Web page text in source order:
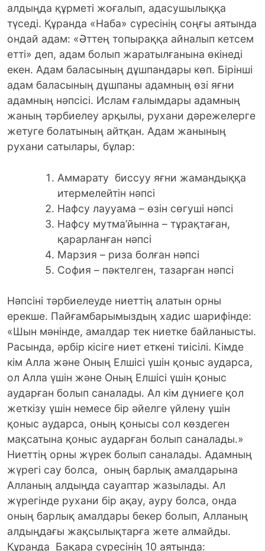
алдыңда құрметі жоғалып, адасушылыққа
түседі. Құранда «Наба» сүресінің соңғы аятында
ондай адам: «Әттең топыраққа айналып кетсем
етті» деп, адам болып жаратылғанына өкінеді
екен. Адам баласының дұшпандары көп. Бірінші
адам баласының дұшпаны адамның өзі яғни
адамның нәпсісі. Ислам ғалымдары адамның
жаның тәрбиелеу арқылы, рухани дәрежелерге
жетуге болатының айтқан. Адам жанының
рухани сатылары, бұлар:
Аммарату биссуу яғни жамандыққа
итермелейтін нәпсі
Нафсу лаууама – өзін сөгуші нәпсі
Нафсу мутма’йынна – тұрақтаған,
қарарланған нәпсі
Марзия – риза болған нәпсі
София – пәктелген, тазарған нәпсі
Нәпсіні тәрбиелеуде ниеттің алатын орны
ерекше. Пайғамбарымыздың хадис шарифінде:
«Шын мәнінде, амалдар тек ниетке байланысты.
Расында, әрбір кісіге ниет еткені тиісілі. Кімде
кім Алла және Оның Елшісі үшін қоныс аударса,
ол Алла үшін және Оның Елшісі үшін қоныс
аударған болып саналады. Ал кім дүниеге қол
жеткізу үшін немесе бір әйелге үйлену үшін
қоныс аударса, оның қонысы сол көздеген
мақсатына қоныс аударған болып саналады.»
Ниеттің орны жүрек болып саналады. Адамның
жүрегі сау болса, оның барлық амалдарына
Алланың алдыңда сауаптар жазылады. Ал
жүрегінде рухани бір ақау, ауру болса, онда
оның барлық амалдары бекер болып, Алланың
алдыңдағы жақсылықтарға жете алмайды.
Құранда Бақара сүресінің 10 аятында: